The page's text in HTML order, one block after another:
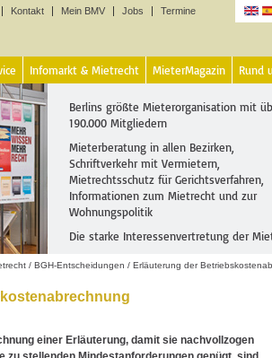
Kontakt Mein BMV Jobs Termine
Infomarkt & Mietrecht MieterMagazin Rund
Berlins größte Mieterorganisation mit
190.000 Mitgliedern
Mieterberatung in allen Bezirken,
Schriftverkehr mit Vermietern,
Mietrechtsschutz für Gerichtsverfahren,
Informationen zum Mietrecht und zur
Wohnungspolitik
Die starke Interessenvertretung der
/ BGH-Entscheidungen / Erläuterung der
einer Erläuterung, damit sie nachvollzogen